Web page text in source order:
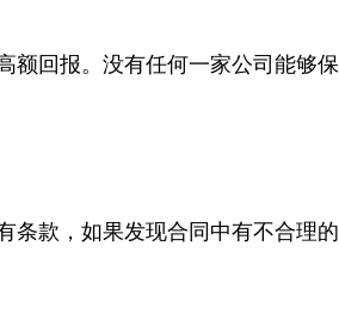
回报。没有任何一家公司能够
条款，如果发现合同中有不合